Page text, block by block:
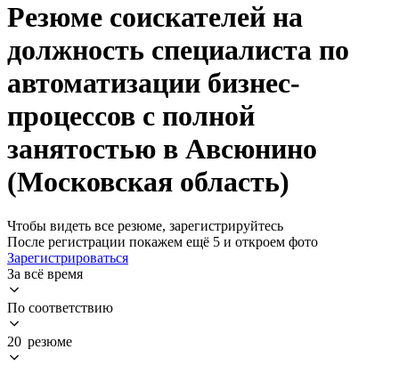
Резюме соискателей на
должность специалиста по
автоматизации бизнес-
процессов с полной
занятостью в Авсюнино
(Московская область)
Чтобы видеть все резюме, зарегистрируйтесь
После регистрации покажем ещё 5 и откроем фото
Зарегистрироваться
За всё время
По соответствию
20 резюме